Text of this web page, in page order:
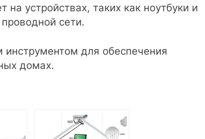
на устройствах, таких как ноутбуки и
сети.
для обеспечения
домах.